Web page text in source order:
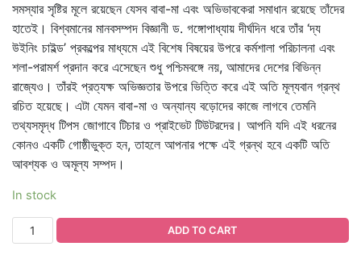
সমস্যার সৃষ্টির মূলে রয়েছেন যেসব বাবা-মা এবং অভিভাবকেরা সমাধান রয়েছে তাঁদের
হাতেই। বিশ্বমানের মানবসম্পদ বিজ্ঞানী ড. গঙ্গোপাধ্যায় দীর্ঘদিন ধরে তাঁর ‘দ্য
উইনিং চাইল্ড’ প্রকল্পের মাধ্যমে এই বিশেষ বিষয়ের উপরে কর্মশালা পরিচালনা এবং
শলা-পরামর্শ প্রদান করে এসেছেন শুধু পশ্চিমবঙ্গে নয়, আমাদের দেশের বিভিন্ন
রাজ্যেও। তাঁরই প্রত্যক্ষ অভিজ্ঞতার উপরে ভিত্তি করে এই অতি মূল্যবান গ্রন্থ
রচিত হয়েছে। এটা যেমন বাবা-মা ও অন্যান্য বড়োদের কাজে লাগবে তেমনি
তথ্যসমৃদ্ধ টিপস জোগাবে টিচার ও প্রাইভেট টিউটরদের। আপনি যদি এই ধরনের
কোনও একটি গোষ্ঠীভুক্ত হন, তাহলে আপনার পক্ষে এই গ্রন্থ হবে একটি অতি
আবশ্যক ও অমূল্য সম্পদ।
In stock
ADD TO CART